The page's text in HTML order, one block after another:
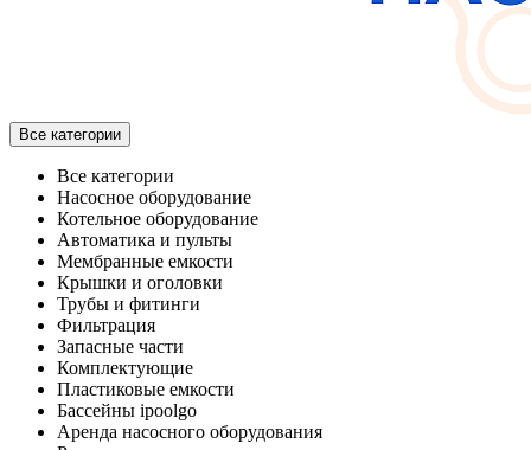
Все категории
Все категории
Насосное оборудование
Котельное оборудование
Автоматика и пульты
Мембранные емкости
Крышки и оголовки
Трубы и фитинги
Фильтрация
Запасные части
Комплектующие
Пластиковые емкости
Бассейны ipoolgo
Аренда насосного оборудования